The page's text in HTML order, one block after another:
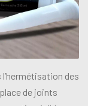
des
de joints